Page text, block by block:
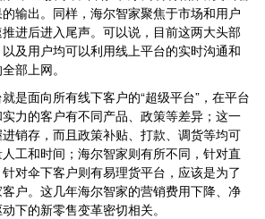
输出。同样，海尔智家聚焦于市场和用户
进后进入尾声。可以说，目前这两大头部
及用户均可以利用线上平台的实时沟通和
部上网。
是面向所有线下客户的“超级平台”，在平台
力的客户有不同产品、政策等差异；这一
销存，而且政策补贴、打款、调货等均可
工和时间；海尔智家则有所不同，针对直
对伞下客户则有易理货平台，应该是为了
户。这几年海尔智家的营销费用下降、净
下的新零售变革密切相关。